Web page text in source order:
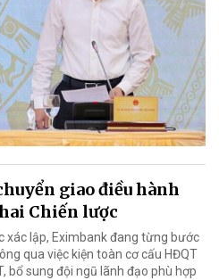
giao điều hành
Chiến lược
xác lập, Eximbank đang từng bước
qua việc kiện toàn cơ cấu HĐQT
bổ sung đội ngũ lãnh đạo phù hợp